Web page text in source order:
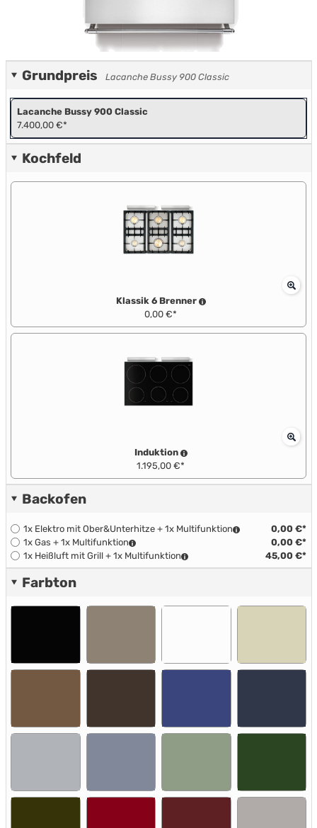
Grundpreis Lacanche Bussy 900 Classic
Lacanche Bussy 900 Classic
7.400,00 €*
Kochfeld
Klassik 6 Brenner
0,00 €*
Induktion
1.195,00 €*
Backofen
1x Elektro mit Ober&Unterhitze + 1x Multifunktion
0,00 €*
1x Gas + 1x Multifunktion
0,00 €*
1x Heißluft mit Grill + 1x Multifunktion
45,00 €*
Farbton